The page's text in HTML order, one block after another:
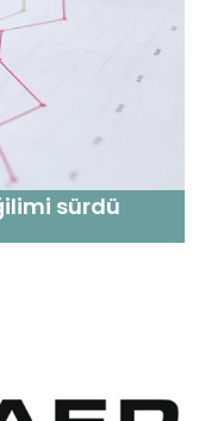
sürdü